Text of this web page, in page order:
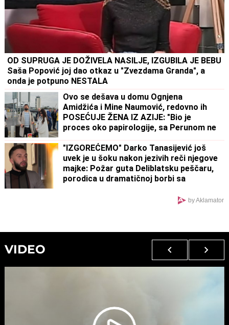
OD SUPRUGA JE DOŽIVELA NASILJE, IZGUBILA JE BEBU
Saša Popović joj dao otkaz u "Zvezdama Granda", a
onda je potpuno NESTALA
Ovo se dešava u domu Ognjena
Amidžića i Mine Naumović, redovno ih
POSEĆUJE ŽENA IZ AZIJE: "Bio je
proces oko papirologije, sa Perunom ne
"IZGOREĆEMO" Darko Tanasijević još
uvek je u šoku nakon jezivih reči njegove
majke: Požar guta Deliblatsku peščaru,
porodica u dramatičnoj borbi sa
by Aklamator
VIDEO